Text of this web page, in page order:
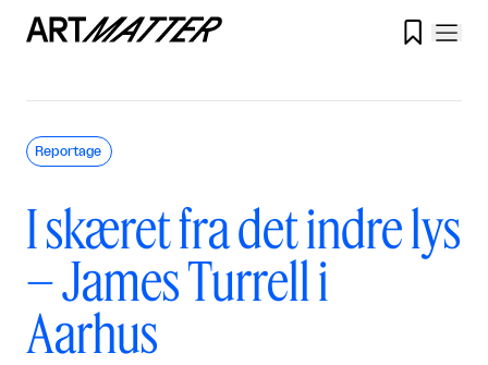

I skæret fra det indre lys
– James Turrell i
Aarhus
Reportage